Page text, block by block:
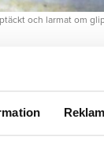
och larmat om
att
gjort några
och att det
uppstå. Sprickan